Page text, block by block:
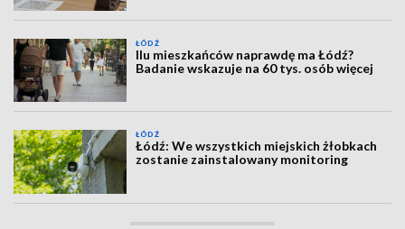
ŁÓDŹ
Ilu mieszkańców naprawdę ma Łódź?
Badanie wskazuje na 60 tys. osób więcej
ŁÓDŹ
Łódź: We wszystkich miejskich żłobkach
zostanie zainstalowany monitoring